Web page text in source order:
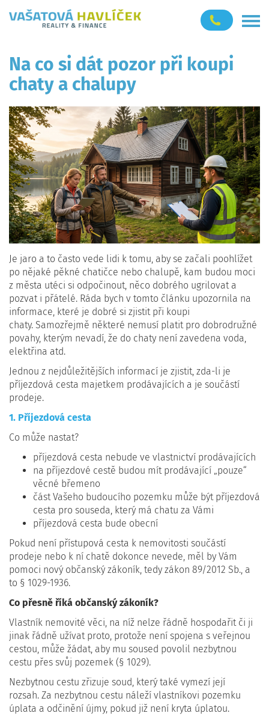
Na co si dát pozor při koupi
chaty a chalupy
Je jaro a to často vede lidi k tomu, aby se začali poohlížet
po nějaké pěkné chatičce nebo chalupě, kam budou moci
z města utéci si odpočinout, něco dobrého ugrilovat a
pozvat i přátelé. Ráda bych v tomto článku upozornila na
informace, které je dobré si zjistit při koupi
chaty. Samozřejmě některé nemusí platit pro dobrodružné
povahy, kterým nevadí, že do chaty není zavedena voda,
elektřina atd.
Jednou z nejdůležitějších informací je zjistit, zda-li je
příjezdová cesta majetkem prodávajících a je součástí
prodeje.
1. Příjezdová cesta
Co může nastat?
příjezdová cesta nebude ve vlastnictví prodávajících
na příjezdové cestě budou mít prodávající „pouze“
věcné břemeno
část Vašeho budoucího pozemku může být příjezdová
cesta pro souseda, který má chatu za Vámi
příjezdová cesta bude obecní
Pokud není přístupová cesta k nemovitosti součástí
prodeje nebo k ní chatě dokonce nevede, měl by Vám
pomoci nový občanský zákoník, tedy zákon 89/2012 Sb., a
to § 1029-1936.
Co přesně říká občanský zákoník?
Vlastník nemovité věci, na níž nelze řádně hospodařit či ji
jinak řádně užívat proto, protože není spojena s veřejnou
cestou, může žádat, aby mu soused povolil nezbytnou
cestu přes svůj pozemek (§ 1029).
Nezbytnou cestu zřizuje soud, který také vymezí její
rozsah. Za nezbytnou cestu náleží vlastníkovi pozemku
úplata a odčinění újmy, pokud již není kryta úplatou.